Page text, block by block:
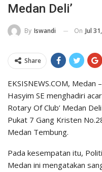
Medan Deli’
By Iswandi On Jul
Share
EKSISNEWS.COM,
Hasyim SE menghadiri
Rotary Of Club’ Medan
Pukat 7 Gang Kristen
Medan Tembung.
Pada kesempatan itu,
Medan ini mengatakan